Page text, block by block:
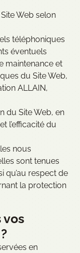
Web selon
téléphoniques
éventuels
maintenance et
du Site Web,
ALLAIN,
du Site Web, en
l’efficacité du
nous
sont tenues
qu’au respect de
la protection
vos
en